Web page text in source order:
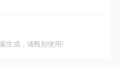
生成，请甄别使用!